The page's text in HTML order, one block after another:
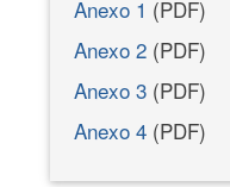
Anexo 1 (PDF)
Anexo 2 (PDF)
Anexo 3 (PDF)
Anexo 4 (PDF)